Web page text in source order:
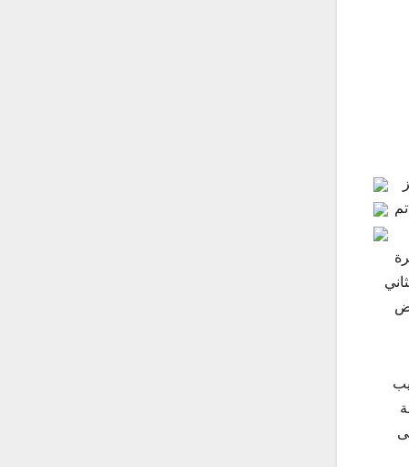
قدموا 90 صورة تم